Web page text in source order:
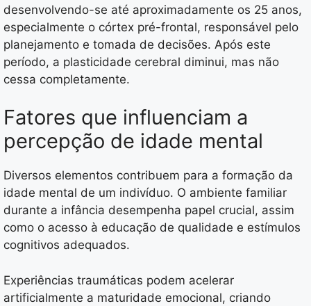
desenvolvendo-se até aproximadamente os 25 anos,
especialmente o córtex pré-frontal, responsável pelo
planejamento e tomada de decisões. Após este
período, a plasticidade cerebral diminui, mas não
cessa completamente.
Fatores que influenciam a
percepção de idade mental
Diversos elementos contribuem para a formação da
idade mental de um indivíduo. O ambiente familiar
durante a infância desempenha papel crucial, assim
como o acesso à educação de qualidade e estímulos
cognitivos adequados.
Experiências traumáticas podem acelerar
artificialmente a maturidade emocional, criando